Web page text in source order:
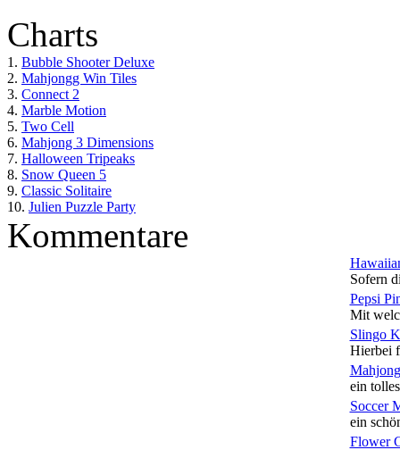
Charts
1. Bubble Shooter Deluxe
2. Mahjongg Win Tiles
3. Connect 2
4. Marble Motion
5. Two Cell
6. Mahjong 3 Dimensions
7. Halloween Tripeaks
8. Snow Queen 5
9. Classic Solitaire
10. Julien Puzzle Party
Kommentare
Sofern
Pepsi
Mit
Slingo
Hierbei
ein
Soccer
ein
Flower